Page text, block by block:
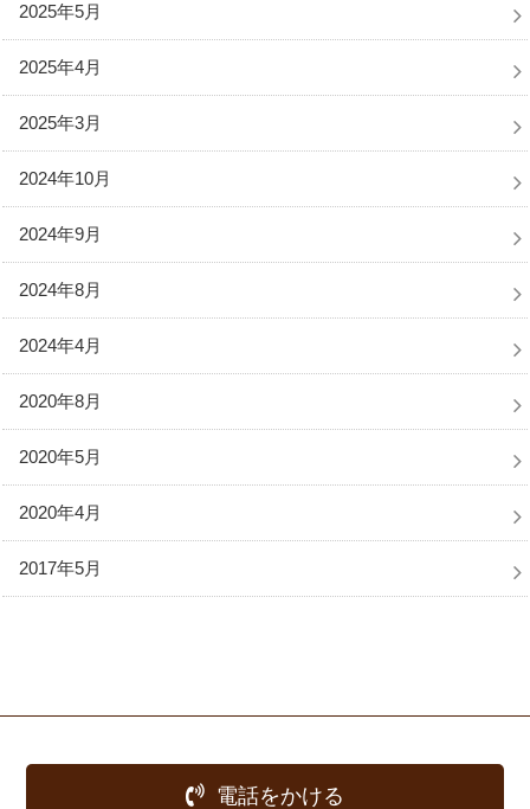
2025年5月
2025年4月
2025年3月
2024年10月
2024年9月
2024年8月
2024年4月
2020年8月
2020年5月
2020年4月
2017年5月
電話をかける